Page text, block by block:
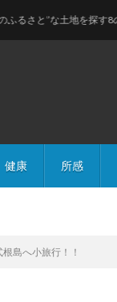
健康 所感
土地を探す8のヒント
島へ小旅行！！